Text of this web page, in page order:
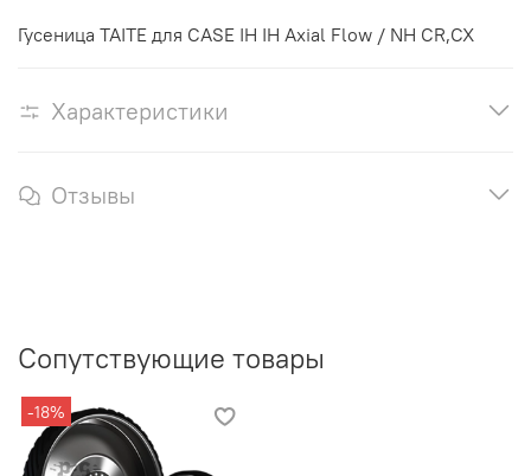
Гусеница TAITE для CASE IH IH Axial Flow / NH CR,CX
Характеристики
Отзывы
Сопутствующие товары
-18%